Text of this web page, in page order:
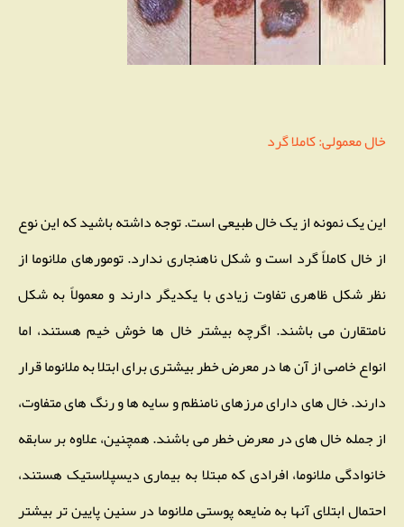
خال معمولی: کاملا گرد
این یک نمونه از یک خال طبیعی است. توجه داشته باشید که این نوع
از خال کاملاً گرد است و شکل ناهنجاری ندارد. تومورهای ملانوما از
نظر شکل ظاهری تفاوت زیادی با یکدیگر دارند و معمولاً به شکل
نامتقارن می باشند. اگرچه بیشتر خال ها خوش خیم هستند، اما
انواع خاصی از آن ها در معرض خطر بیشتری برای ابتلا به ملانوما قرار
دارند. خال های دارای مرزهای نامنظم و سایه ها و رنگ های متفاوت،
از جمله خال های در معرض خطر می باشند. همچنین، علاوه بر سابقه
خانوادگی ملانوما، افرادی که مبتلا به بیماری دیسپلاستیک هستند،
احتمال ابتلای آنها به ضایعه پوستی ملانوما در سنین پایین تر بیشتر